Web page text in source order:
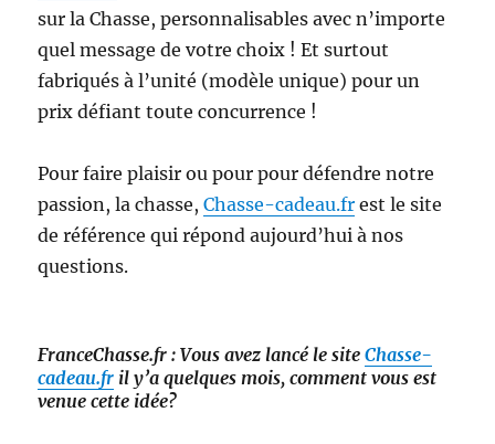
sur la Chasse, personnalisables avec n’importe
quel message de votre choix ! Et surtout
fabriqués à l’unité (modèle unique) pour un
prix défiant toute concurrence !
Pour faire plaisir ou pour pour défendre notre
passion, la chasse,Chasse-cadeau.fr est le site
de référence qui répond aujourd’hui à nos
questions.
FranceChasse.fr : Vous avez lancé le siteChasse-
cadeau.fr il y’a quelques mois, comment vous est
venue cette idée?